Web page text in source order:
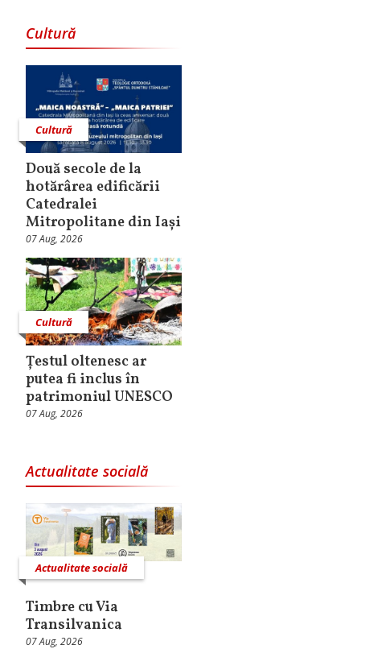
Cultură
Cultură
Două secole de la
hotărârea edificării
Catedralei
Mitropolitane din Iași
07 Aug, 2026
Cultură
Țestul oltenesc ar
putea fi inclus în
patrimoniul UNESCO
07 Aug, 2026
Actualitate socială
Actualitate socială
Timbre cu Via
Transilvanica
07 Aug, 2026